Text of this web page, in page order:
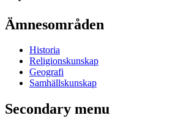
Ämnesområden
Historia
Religionskunskap
Geografi
Samhällskunskap
Secondary menu